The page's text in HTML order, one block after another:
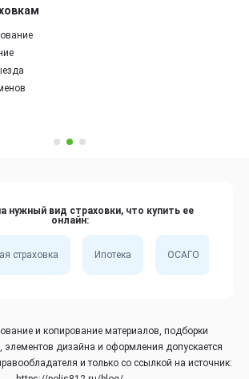
нужный вид страховки, что купить ее
онлайн:
страховка Ипотека ОСАГО
и копирование материалов, подборки
элементов дизайна и оформления допускается
и только со ссылкой на источник: